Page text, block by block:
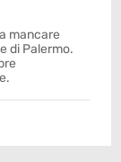
mancare
di Palermo.